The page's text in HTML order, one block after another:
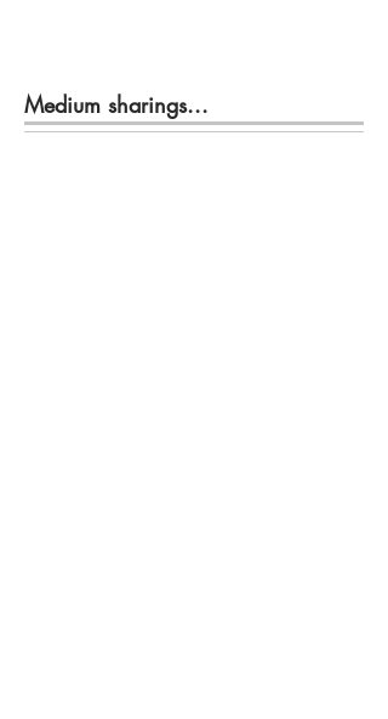
Medium sharings...